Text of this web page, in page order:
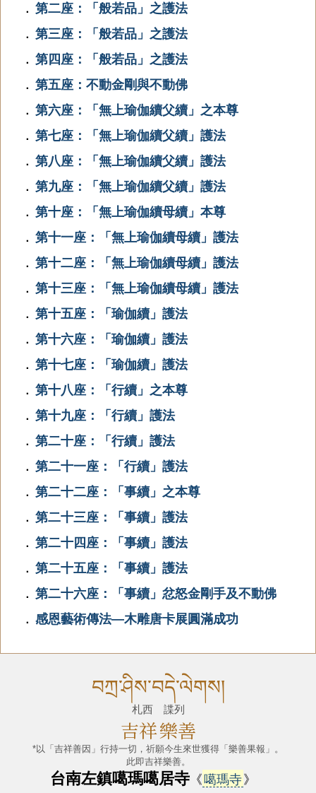
． 第二座：「般若品」之護法
． 第三座：「般若品」之護法
． 第四座：「般若品」之護法
． 第五座：不動金剛與不動佛
． 第六座：「無上瑜伽續父續」之本尊
． 第七座：「無上瑜伽續父續」護法
． 第八座：「無上瑜伽續父續」護法
． 第九座：「無上瑜伽續父續」護法
． 第十座：「無上瑜伽續母續」本尊
． 第十一座：「無上瑜伽續母續」護法
． 第十二座：「無上瑜伽續母續」護法
． 第十三座：「無上瑜伽續母續」護法
． 第十五座：「瑜伽續」護法
． 第十六座：「瑜伽續」護法
． 第十七座：「瑜伽續」護法
． 第十八座：「行續」之本尊
． 第十九座：「行續」護法
． 第二十座：「行續」護法
． 第二十一座：「行續」護法
． 第二十二座：「事續」之本尊
． 第二十三座：「事續」護法
． 第二十四座：「事續」護法
． 第二十五座：「事續」護法
． 第二十六座：「事續」忿怒金剛手及不動佛
． 感恩藝術傳法—木雕唐卡展圓滿成功
བཀྲ་ཤིས་བདེ་ལེགས།
札西 諜列
吉祥樂善
*以「吉祥善因」行持一切，祈願今生來世獲得「樂善果報」。
此即吉祥樂善。
台南左鎮噶瑪噶居寺《噶瑪寺》